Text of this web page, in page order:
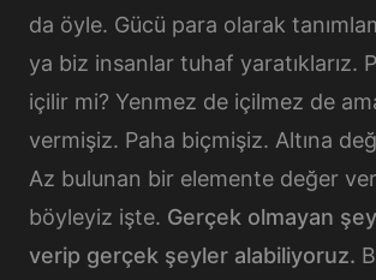
da öyle. Gücü para olarak
ya biz insanlar tuhaf yaratıklarız.
içilir mi? Yenmez de içilmez de
vermişiz. Paha biçmişiz. Altına
Az bulunan bir elemente değer
böyleyiz işte. Gerçek olmayan
verip gerçek şeyler alabiliyoruz.